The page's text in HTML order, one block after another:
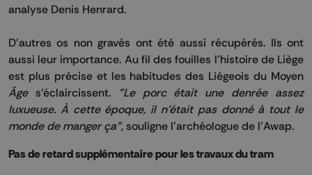
analyse Denis Henrard.
D’autres os non gravés ont été aussi récupérés. Ils ont
aussi leur importance. Au fil des fouilles l’histoire de Liège
est plus précise et les habitudes des Liégeois du Moyen
Âges’éclaircissent.
"Le porc était une denrée assez
luxueuse. À cette époque, il n'était pas donné à tout le
monde de manger ça", souligne l'archéologue de l'Awap.
Pas de retard supplémentaire pour les travaux du tram